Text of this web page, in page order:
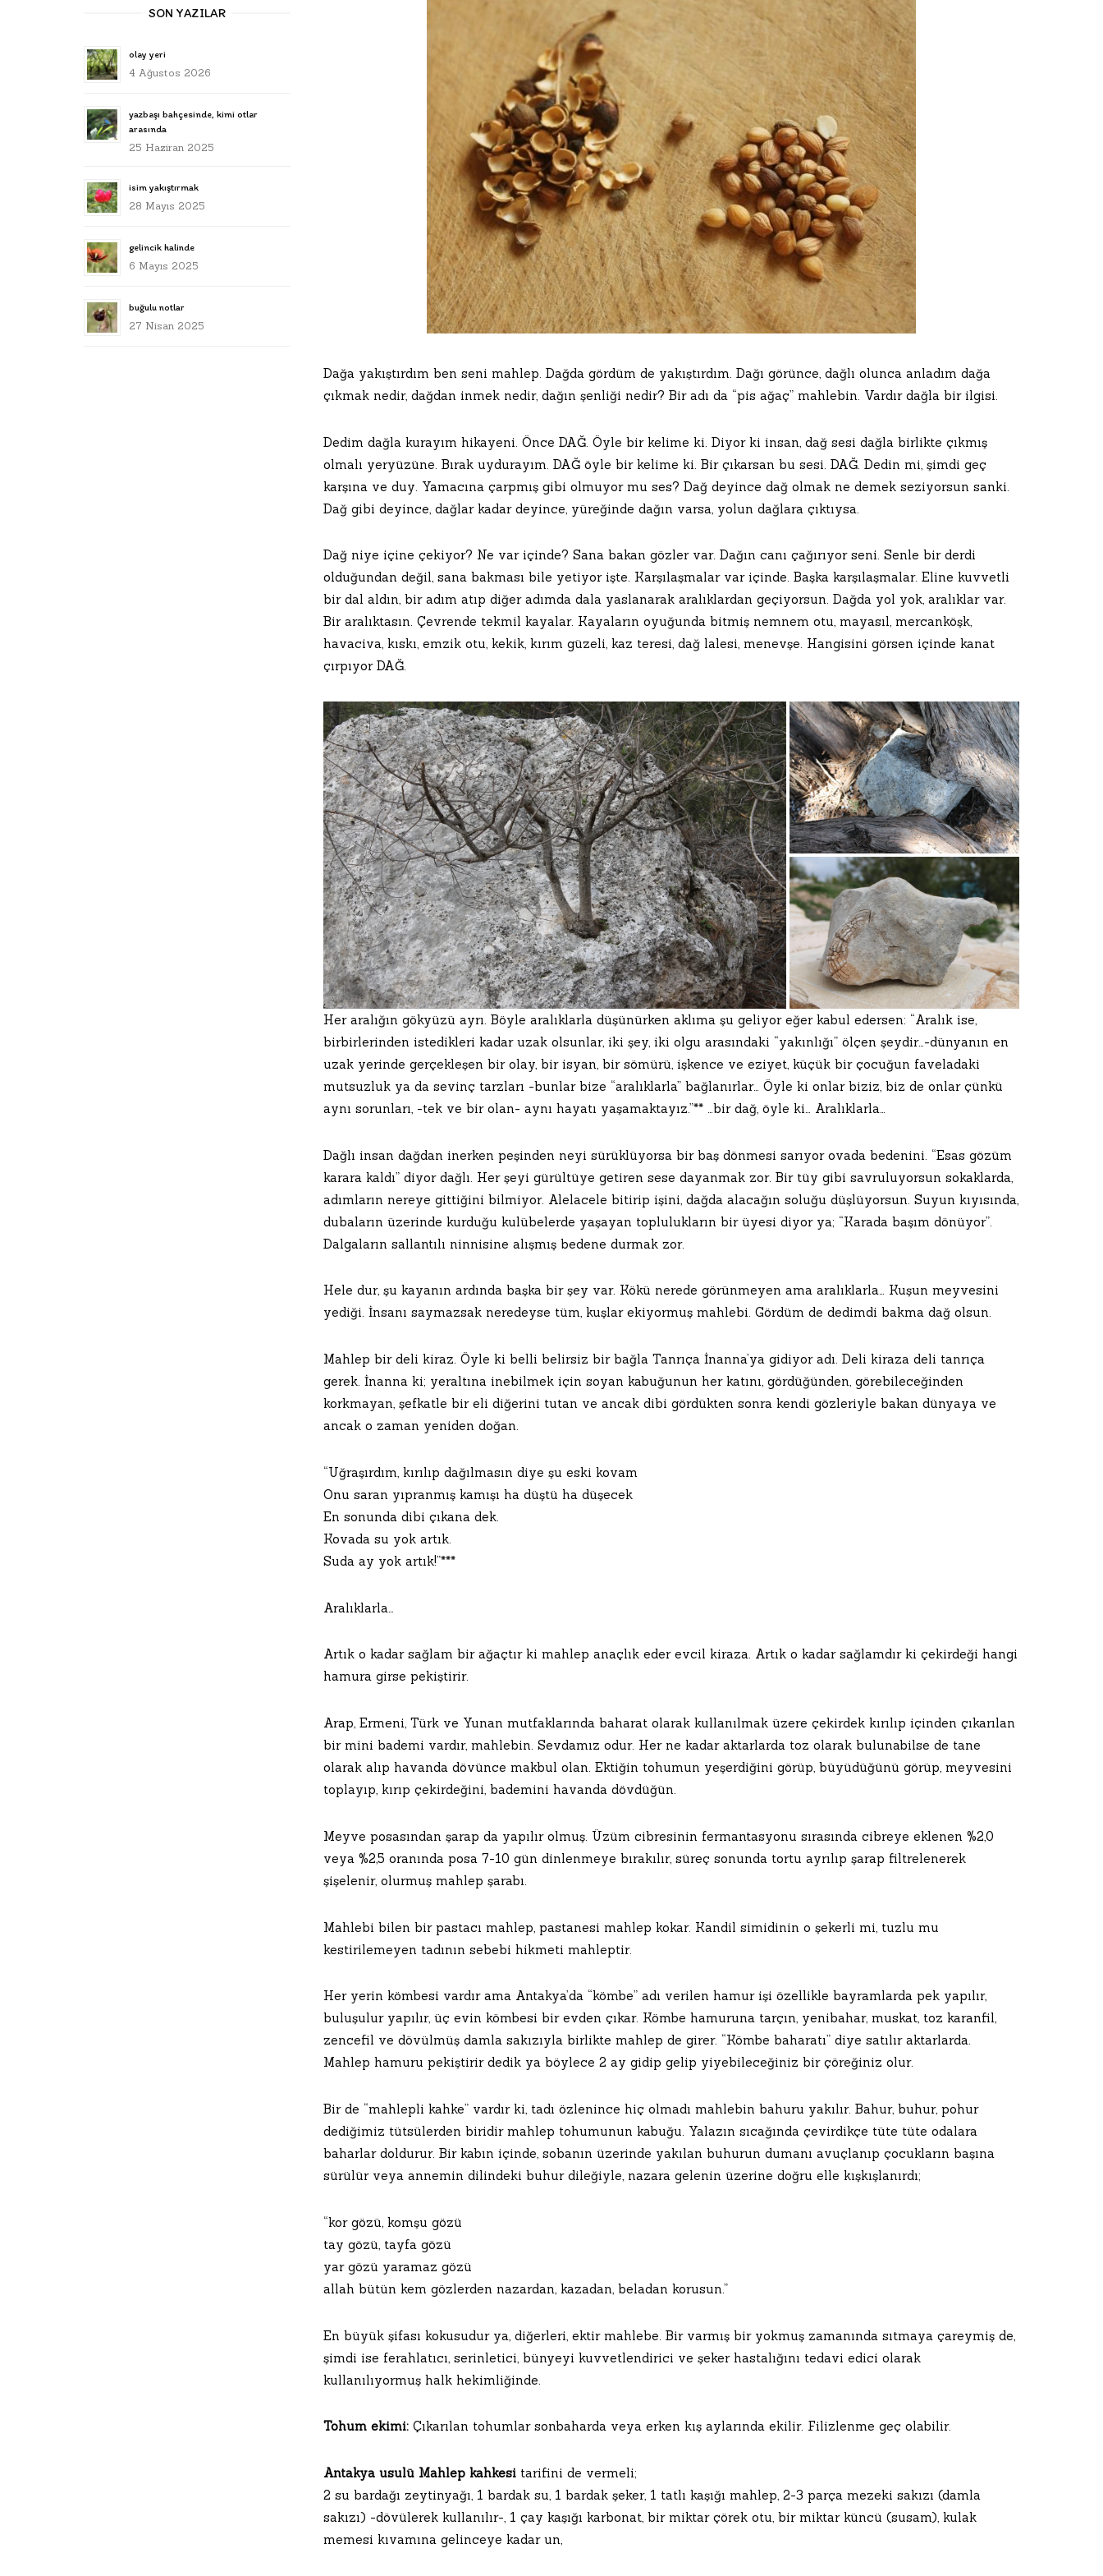
Dağa yakıştırdım ben seni mahlep. Dağda gördüm de yakıştırdım. Dağı görünce, dağlı olunca anladım dağa
çıkmak nedir, dağdan inmek nedir, dağın şenliği nedir? Bir adı da “pis ağaç” mahlebin. Vardır dağla bir ilgisi.
Dedim dağla kurayım hikayeni. Önce DAĞ. Öyle bir kelime ki. Diyor ki insan, dağ sesi dağla birlikte çıkmış
olmalı yeryüzüne. Bırak uydurayım. DAĞ öyle bir kelime ki. Bir çıkarsan bu sesi. DAĞ. Dedin mi, şimdi geç
karşına ve duy. Yamacına çarpmış gibi olmuyor mu ses? Dağ deyince dağ olmak ne demek seziyorsun sanki.
Dağ gibi deyince, dağlar kadar deyince, yüreğinde dağın varsa, yolun dağlara çıktıysa.
Dağ niye içine çekiyor? Ne var içinde? Sana bakan gözler var. Dağın canı çağırıyor seni. Senle bir derdi
olduğundan değil, sana bakması bile yetiyor işte. Karşılaşmalar var içinde. Başka karşılaşmalar. Eline kuvvetli
bir dal aldın, bir adım atıp diğer adımda dala yaslanarak aralıklardan geçiyorsun. Dağda yol yok, aralıklar var.
Bir aralıktasın. Çevrende tekmil kayalar. Kayaların oyuğunda bitmiş nemnem otu, mayasıl, mercanköşk,
havaciva, kıskı, emzik otu, kekik, kırım güzeli, kaz teresi, dağ lalesi, menevşe. Hangisini görsen içinde kanat
çırpıyor DAĞ.
Her aralığın gökyüzü ayrı. Böyle aralıklarla düşünürken aklıma şu geliyor eğer kabul edersen: “Aralık ise,
birbirlerinden istedikleri kadar uzak olsunlar, iki şey, iki olgu arasındaki “yakınlığı” ölçen şeydir…-dünyanın en
uzak yerinde gerçekleşen bir olay, bir isyan, bir sömürü, işkence ve eziyet, küçük bir çocuğun faveladaki
mutsuzluk ya da sevinç tarzları -bunlar bize “aralıklarla” bağlanırlar… Öyle ki onlar biziz, biz de onlar çünkü
aynı sorunları, -tek ve bir olan- aynı hayatı yaşamaktayız.”** …bir dağ, öyle ki… Aralıklarla…
Dağlı insan dağdan inerken peşinden neyi sürüklüyorsa bir baş dönmesi sarıyor ovada bedenini. “Esas gözüm
karara kaldı” diyor dağlı. Her şeyi gürültüye getiren sese dayanmak zor. Bir tüy gibi savruluyorsun sokaklarda,
adımların nereye gittiğini bilmiyor. Alelacele bitirip işini, dağda alacağın soluğu düşlüyorsun. Suyun kıyısında,
dubaların üzerinde kurduğu kulübelerde yaşayan toplulukların bir üyesi diyor ya; “Karada başım dönüyor”.
Dalgaların sallantılı ninnisine alışmış bedene durmak zor.
Hele dur, şu kayanın ardında başka bir şey var. Kökü nerede görünmeyen ama aralıklarla… Kuşun meyvesini
yediği. İnsanı saymazsak neredeyse tüm, kuşlar ekiyormuş mahlebi. Gördüm de dedimdi bakma dağ olsun.
Mahlep bir deli kiraz. Öyle ki belli belirsiz bir bağla Tanrıça İnanna’ya gidiyor adı. Deli kiraza deli tanrıça
gerek. İnanna ki; yeraltına inebilmek için soyan kabuğunun her katını, gördüğünden, görebileceğinden
korkmayan, şefkatle bir eli diğerini tutan ve ancak dibi gördükten sonra kendi gözleriyle bakan dünyaya ve
ancak o zaman yeniden doğan.
“Uğraşırdım, kırılıp dağılmasın diye şu eski kovam
Onu saran yıpranmış kamışı ha düştü ha düşecek
En sonunda dibi çıkana dek.
Kovada su yok artık.
Suda ay yok artık!”***
Aralıklarla…
Artık o kadar sağlam bir ağaçtır ki mahlep anaçlık eder evcil kiraza. Artık o kadar sağlamdır ki çekirdeği hangi
hamura girse pekiştirir.
Arap, Ermeni, Türk ve Yunan mutfaklarında baharat olarak kullanılmak üzere çekirdek kırılıp içinden çıkarılan
bir mini bademi vardır, mahlebin. Sevdamız odur. Her ne kadar aktarlarda toz olarak bulunabilse de tane
olarak alıp havanda dövünce makbul olan. Ektiğin tohumun yeşerdiğini görüp, büyüdüğünü görüp, meyvesini
toplayıp, kırıp çekirdeğini, bademini havanda dövdüğün.
Meyve posasından şarap da yapılır olmuş. Üzüm cibresinin fermantasyonu sırasında cibreye eklenen %2,0
veya %2,5 oranında posa 7-10 gün dinlenmeye bırakılır, süreç sonunda tortu ayrılıp şarap filtrelenerek
şişelenir, olurmuş mahlep şarabı.
Mahlebi bilen bir pastacı mahlep, pastanesi mahlep kokar. Kandil simidinin o şekerli mi, tuzlu mu
kestirilemeyen tadının sebebi hikmeti mahleptir.
Her yerin kömbesi vardır ama Antakya’da “kömbe” adı verilen hamur işi özellikle bayramlarda pek yapılır,
buluşulur yapılır, üç evin kömbesi bir evden çıkar. Kömbe hamuruna tarçın, yenibahar, muskat, toz karanfil,
zencefil ve dövülmüş damla sakızıyla birlikte mahlep de girer. “Kömbe baharatı” diye satılır aktarlarda.
Mahlep hamuru pekiştirir dedik ya böylece 2 ay gidip gelip yiyebileceğiniz bir çöreğiniz olur.
Bir de “mahlepli kahke” vardır ki, tadı özlenince hiç olmadı mahlebin bahuru yakılır. Bahur, buhur, pohur
dediğimiz tütsülerden biridir mahlep tohumunun kabuğu. Yalazın sıcağında çevirdikçe tüte tüte odalara
baharlar doldurur. Bir kabın içinde, sobanın üzerinde yakılan buhurun dumanı avuçlanıp çocukların başına
sürülür veya annemin dilindeki buhur dileğiyle, nazara gelenin üzerine doğru elle kışkışlanırdı;
“kor gözü, komşu gözü
tay gözü, tayfa gözü
yar gözü yaramaz gözü
allah bütün kem gözlerden nazardan, kazadan, beladan korusun.”
En büyük şifası kokusudur ya, diğerleri, ektir mahlebe. Bir varmış bir yokmuş zamanında sıtmaya çareymiş de,
şimdi ise ferahlatıcı, serinletici, bünyeyi kuvvetlendirici ve şeker hastalığını tedavi edici olarak
kullanılıyormuş halk hekimliğinde.
Tohum ekimi: Çıkarılan tohumlar sonbaharda veya erken kış aylarında ekilir. Filizlenme geç olabilir.
Antakya usulü Mahlep kahkesi tarifini de vermeli;
2 su bardağı zeytinyağı, 1 bardak su, 1 bardak şeker, 1 tatlı kaşığı mahlep, 2-3 parça mezeki sakızı (damla
sakızı) -dövülerek kullanılır-, 1 çay kaşığı karbonat, bir miktar çörek otu, bir miktar küncü (susam), kulak
memesi kıvamına gelinceye kadar un,
SON YAZILAR
olay yeri
4 Ağustos 2026
yazbaşı bahçesinde, kimi otlar
arasında
25 Haziran 2025
isim yakıştırmak
28 Mayıs 2025
gelincik halinde
6 Mayıs 2025
buğulu notlar
27 Nisan 2025